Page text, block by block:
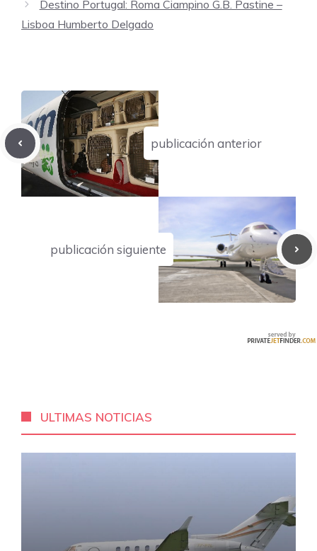
Destino Portugal: Roma Ciampino G.B. Pastine –
Lisboa Humberto Delgado
publicación anterior
publicación siguiente
ULTIMAS NOTICIAS